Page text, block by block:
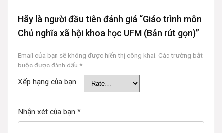
Hãy là người đầu tiên đánh giá “Giáo trình môn
Chủ nghĩa xã hội khoa học UFM (Bản rút gọn)”
Email của bạn sẽ không được hiển thị công khai. Các trường bắt
buộc được đánh dấu *
Xếp hạng của bạn
Nhận xét của bạn *